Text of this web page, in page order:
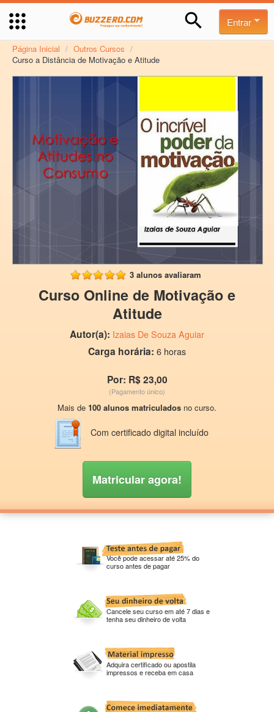
Entrar
Página Inicial / Outros Cursos /
Curso a Distância de Motivação e Atitude
3 alunos avaliaram
Curso Online de Motivação e
Atitude
Autor(a): Izaias De Souza Aguiar
Carga horária: 6 horas
Por: R$ 23,00
(Pagamento único)
Mais de 100 alunos matriculados no curso.
Com certificado digital incluído
Matricular agora!
Você pode acessar até 25% do
curso antes de pagar
Cancele seu curso em até 7 dias e
tenha seu dinheiro de volta
Adquira certificado ou apostila
impressos e receba em casa